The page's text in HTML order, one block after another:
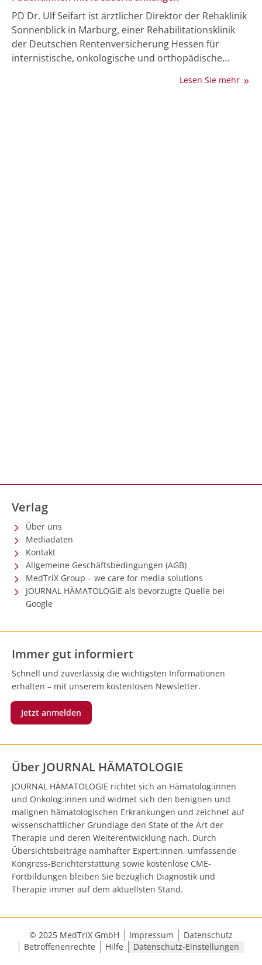
PD Dr. Ulf Seifart ist ärztlicher Direktor der Rehaklinik
Sonnenblick in Marburg, einer Rehabilitationsklinik
der Deutschen Rentenversicherung Hessen für
internistische, onkologische und orthopädische
(Post-COVID). Leistungen zur medizinischenLesen Sie mehr
Verlag
Über uns
Mediadaten
Kontakt
Allgemeine Geschäftsbedingungen (AGB)
MedTriX Group – we care for media solutions
JOURNAL HÄMATOLOGIE als bevorzugte Quelle bei
Google
Immer gut informiert
Schnell und zuverlässig die wichtigsten Informationen
erhalten – mit unserem kostenlosen Newsletter.
Jetzt anmelden
Über JOURNAL HÄMATOLOGIE
JOURNAL HÄMATOLOGIE richtet sich an Hämatolog:innen
und Onkolog:innen und widmet sich den benignen und
malignen hämatologischen Erkrankungen und zeichnet auf
wissenschaftlicher Grundlage den State of the Art der
Therapie und deren Weiterentwicklung nach. Durch
Übersichtsbeiträge namhafter Expert:innen, umfassende
Kongress-Berichterstattung sowie kostenlose CME-
Fortbildungen bleiben Sie bezüglich Diagnostik und
Therapie immer auf dem aktuellsten Stand.
© 2025 MedTriX GmbH Impressum
Datenschutz
Betroffenenrechte
Hilfe Datenschutz-Einstellungen